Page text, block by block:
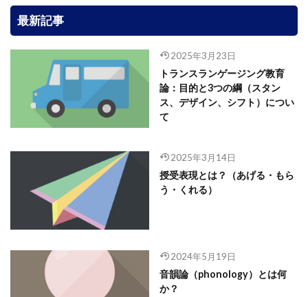
最新記事
2025年3月23日
トランスランゲージング教育
論：目的と3つの綱（スタン
ス、デザイン、シフト）につい
て
2025年3月14日
授受表現とは？（あげる・もら
う・くれる）
2024年5月19日
音韻論（phonology）とは何
か？